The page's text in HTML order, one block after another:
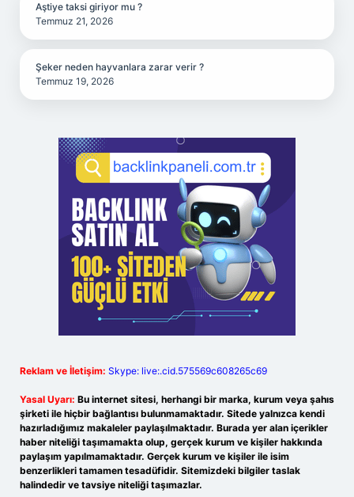
Aştiye taksi giriyor mu ?
Temmuz 21, 2026
Şeker neden hayvanlara zarar verir ?
Temmuz 19, 2026
Reklam ve İletişim: Skype: live:.cid.575569c608265c69
Yasal Uyarı: Bu internet sitesi, herhangi bir marka, kurum veya şahıs
şirketi ile hiçbir bağlantısı bulunmamaktadır. Sitede yalnızca kendi
hazırladığımız makaleler paylaşılmaktadır. Burada yer alan içerikler
haber niteliği taşımamakta olup, gerçek kurum ve kişiler hakkında
paylaşım yapılmamaktadır. Gerçek kurum ve kişiler ile isim
benzerlikleri tamamen tesadüfidir. Sitemizdeki bilgiler taslak
halindedir ve tavsiye niteliği taşımazlar.